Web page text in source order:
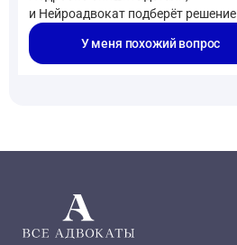
и Нейроадвокат подберёт решение
У меня похожий вопрос